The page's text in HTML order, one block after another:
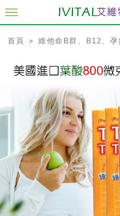
首頁 ＞ 維他命B群、B12、孕